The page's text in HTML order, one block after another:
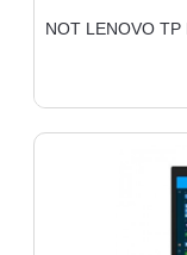
NOT LENOVO